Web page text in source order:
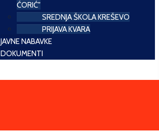
ĆORIĆ"
SREDNJA ŠKOLA KREŠEVO
PRIJAVA KVARA
JAVNE NABAVKE
DOKUMENTI